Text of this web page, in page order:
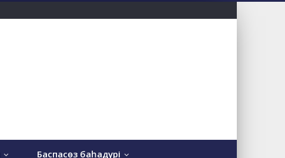
Баспасөз баһадүрі